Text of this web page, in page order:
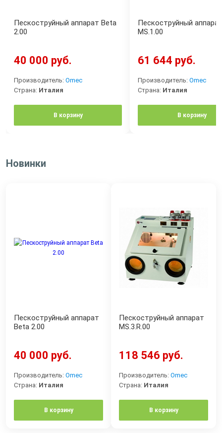
Пескоструйный аппарат Beta
2.00
40 000 руб.
Производитель: Omec
Страна: Италия
В корзину
Пескоструйный
MS.1.00
61 644 руб.
Производитель: Omec
Страна: Италия
В корзину
Новинки
Пескоструйный аппарат
Beta 2.00
40 000 руб.
Производитель: Omec
Страна: Италия
В корзину
Пескоструйный аппарат
MS.3.R.00
118 546 руб.
Производитель: Omec
Страна: Италия
В корзину